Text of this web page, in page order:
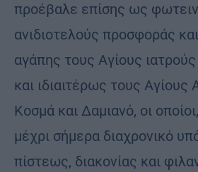
προέβαλε επίσης ως
ανιδιοτελούς προσφοράς
αγάπης τους Αγίους
και ιδιαιτέρως τους Αγίους
Κοσμά και Δαμιανό, οι
μέχρι σήμερα διαχρονικό
πίστεως, διακονίας και